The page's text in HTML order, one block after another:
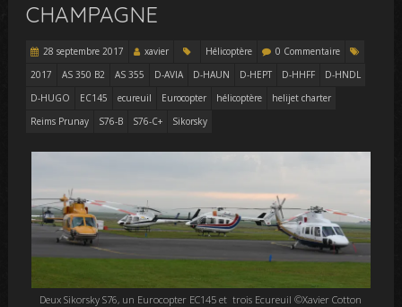
CHAMPAGNE
28 septembre 2017 xavier Hélicoptère
0 Commentaire
2017
AS 350 B2 AS 355 D-AVIA D-HAUN D-HEPT D-HHFF
D-HNDL
D-HUGO
EC145 ecureuil Eurocopter hélicoptère
helijet charter
Reims Prunay
S76-B S76-C+ Sikorsky
Deux Sikorsky S76, un Eurocopter EC145 et trois Ecureuil ©Xavier Cotton